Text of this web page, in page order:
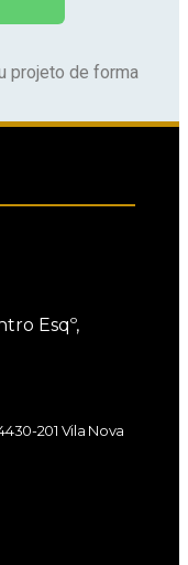
projeto de forma
Esqº,
201 Vila Nova